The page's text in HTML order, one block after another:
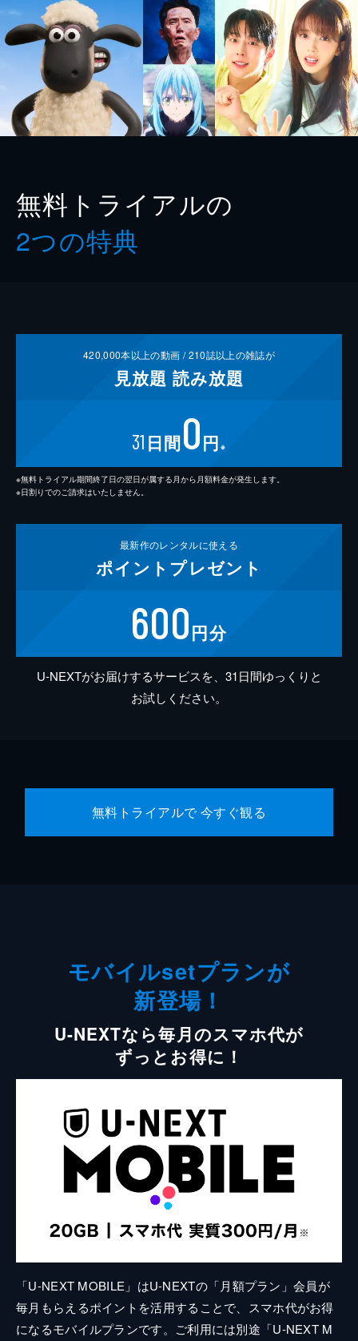
無料トライアルの
2つの特典
420,000本以上の動画 /210誌以上の雑誌が
見放題 読み放題
31 日間0円 ※
※無料トライアル期間終了日の翌日が属する月から月額料金が発生します。
※日割りでのご請求はいたしません。
最新作のレンタルに使える
ポイント プレゼント
600円分
U-NEXTがお届けするサービスを、31日間ゆっくりと
お試しください。
無料トライアルで 今すぐ観る
モバイルsetプランが
新登場！
U-NEXTなら毎月のスマホ代が
ずっとお得に！
「U-NEXT MOBILE」はU-NEXTの「月額プラン」会員が
毎月もらえるポイントを活用することで、スマホ代がお得
になるモバイルプランです。ご利用には別途「U-NEXT M